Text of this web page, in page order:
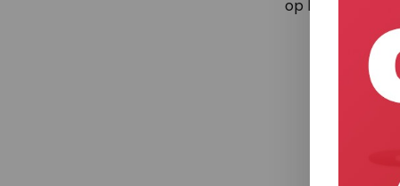
op het gebied
*Met een